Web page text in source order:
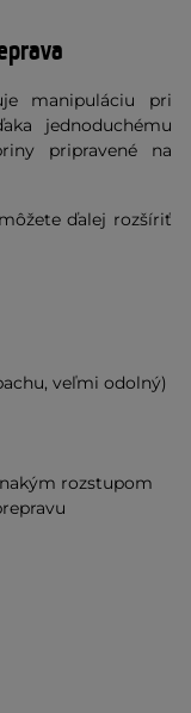
manipuláciu pri
jednoduchému
pripravené na
ďalej rozšíriť
veľmi odolný)
rozstupom